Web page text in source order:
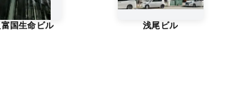
国生命ビル 浅尾ビル